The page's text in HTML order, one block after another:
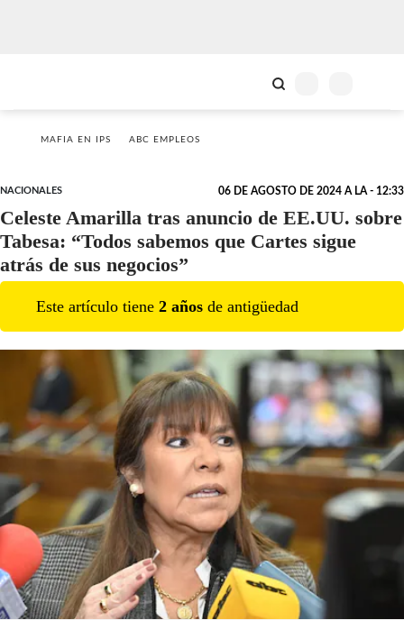
MAFIA EN IPS ABC EMPLEOS
NACIONALES 06 DE AGOSTO DE 2024 A LA - 12:33
Celeste Amarilla tras anuncio de EE.UU. sobre
Tabesa: “Todos sabemos que Cartes sigue
atrás de sus negocios”
Este artículo tiene 2 años de antigüedad